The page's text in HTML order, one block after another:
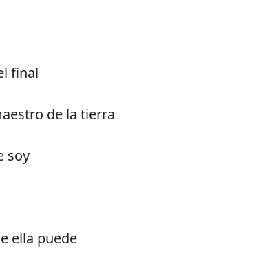
final
de la tierra
soy
ella puede